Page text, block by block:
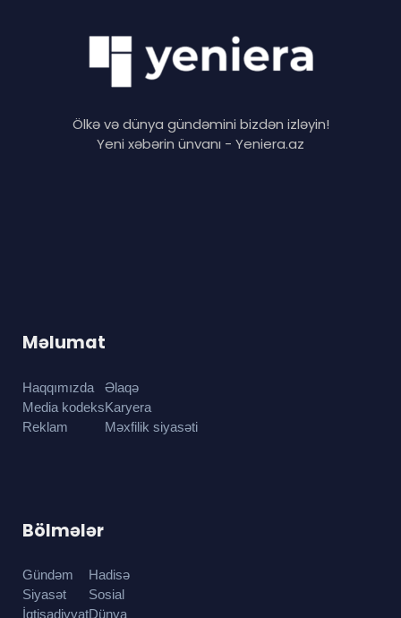
Ölkə və dünya gündəmini bizdən izləyin!
Yeni xəbərin ünvanı - Yeniera.az
Məlumat
Haqqımızda
Media kodeks
Reklam
Əlaqə
Karyera
Məxfilik siyasəti
Bölmələr
Gündəm
Siyasət
İqtisadiyyat
Hadisə
Sosial
Dünya